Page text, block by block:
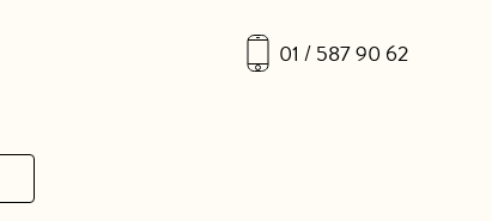
01 / 587 90 62